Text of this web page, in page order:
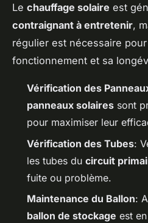
Le chauffage solaire est
contraignant à entretenir,
régulier est nécessaire
fonctionnement et sa
Vérification des
panneaux solaires sont
pour maximiser leur
Vérification des Tubes:
les tubes du circuit
fuite ou problème.
Maintenance du Ballon:
ballon de stockage est